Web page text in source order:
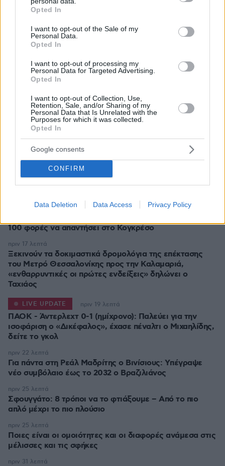
grant or deny consent to Google and its third-party tags to
use your data for below specified purposes in below Google
consent section.
Opted In
I want to opt-out of the Sale of my
Personal Data.
Opted In
I want to opt-out of processing my
Personal Data for Targeted Advertising.
Opted In
I want to opt-out of Collection, Use,
Retention, Sale, and/or Sharing of my
Personal Data that Is Unrelated with the
Purposes for which it was collected.
Opted In
Google consents
CONFIRM
Data Deletion Data Access Privacy Policy
και τον Κόσμο, τη στιγμή που συμβαίνουν, στο
Protothema.gr
ΡΟΗ ΕΙΔΗΣΕΩΝ
Ειδήσεις Δημοφιλή Σχολιασμένα
5 ιστορικές εκκλησίες που αξίζει να γνωρίσετε στην
παλιά πόλη της Κέρκυρας
Προϊόν εργαστηρίου ή της φύσης ο κορωνοϊός; Άλλα
100 φορές να απαντήσει στο Κογκρέσο
Ξεκινούν τα δοκιμαστικά δρομολόγια της επέκτασης
του Μετρό Θεσσαλονίκης προς την Καλαμαριά,
«ενθαρρυντικές οι πρώτες ενδείξεις» δηλώνει ο
Ταχιάος
πριν 17 λεπτά
ΠΑΟΚ - Άντερλεχτ 0-1 (ημίχρονο): Παλεύει για την
ισοφάριση ο «Δικέφαλος», έχασε πέναλτι ο Μιχαηλίδης,
LIVE UPDATE πριν 19 λεπτά
Για πάντα στη Ρεάλ Μαδρίτης ο Βινίσιους: Yπέγραψε
νέο συμβόλαιο έως το 2032 ο Βραζιλιάνος
πριν 22 λεπτά
Σφουγγάτο: 8 τρόποι να το φτιάξουμε – Από το πιο
απλό μέχρι το πιο πλούσιο
πριν 25 λεπτά
Ποιες είναι οι ομοιότητες και οι διαφορές ανάμεσα στις
μέλισσες και τις σφήκες
πριν 25 λεπτά
πριν 31 λεπτά